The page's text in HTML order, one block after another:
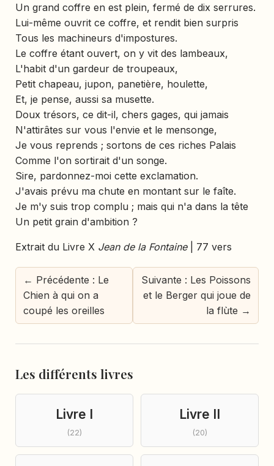
Un grand coffre en est plein, fermé de dix serrures.
Lui-même ouvrit ce coffre, et rendit bien surpris
Tous les machineurs d'impostures.
Le coffre étant ouvert, on y vit des lambeaux,
L'habit d'un gardeur de troupeaux,
Petit chapeau, jupon, panetière, houlette,
Et, je pense, aussi sa musette.
Doux trésors, ce dit-il, chers gages, qui jamais
N'attirâtes sur vous l'envie et le mensonge,
Je vous reprends ; sortons de ces riches Palais
Comme l'on sortirait d'un songe.
Sire, pardonnez-moi cette exclamation.
J'avais prévu ma chute en montant sur le faîte.
Je m'y suis trop complu ; mais qui n'a dans la tête
Un petit grain d'ambition ?
Extrait du Livre X Jean de la Fontaine| 77 vers
← Précédente : Le
Chien à qui on a
coupé les oreilles
Suivante : Les Poissons
et le Berger qui joue de
la flùte →
Les différents livres
Livre I
(22)
Livre II
(20)